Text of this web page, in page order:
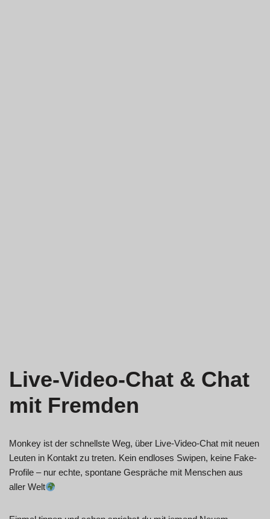
Live-Video-Chat & Chat
mit Fremden
Monkey ist der schnellste Weg, über Live-Video-Chat mit neuen
Leuten in Kontakt zu treten. Kein endloses Swipen, keine Fake-
Profile – nur echte, spontane Gespräche mit Menschen aus
aller Welt